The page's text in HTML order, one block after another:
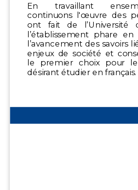
En travaillant
continuons l'œuvre des
ont fait de l’Université
l’établissement phare en
l’avancement des savoirs
enjeux de société et
le premier choix pour
désirant étudier en français.